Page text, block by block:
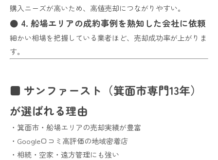
購入ニーズが高いため、高値売却につながりやすい。
● 4. 船場エリアの成約事例を熟知した会社に依頼
細かい相場を把握している業者ほど、売却成功率が上がりま
す。
■ サンファースト（箕面市専門13年）
が選ばれる理由
・箕面市・船場エリアの売却実績が豊富
・Google口コミ高評価の地域密着店
・相続・空家・遠方管理にも強い